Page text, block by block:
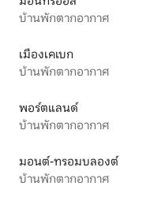
บ้านพักตากอากาศ
เมืองเคเบก
บ้านพักตากอากาศ
พอร์ตแลนด์
บ้านพักตากอากาศ
มอนต์-ทรอมบลองต์
บ้านพักตากอากาศ